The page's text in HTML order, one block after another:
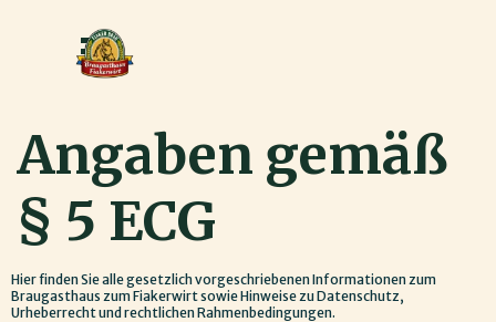
Menü überspringen
Angaben gemäß
§ 5 ECG
Hier finden Sie alle gesetzlich vorgeschriebenen Informationen zum
Braugasthaus zum Fiakerwirt sowie Hinweise zu Datenschutz,
Urheberrecht und rechtlichen Rahmenbedingungen.